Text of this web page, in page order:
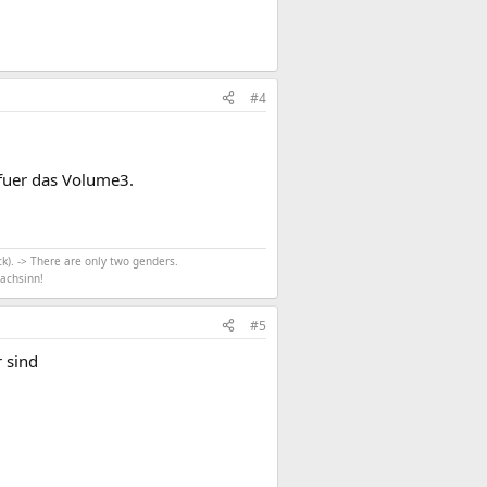
#4
das Volume3.
-> There are only two genders.
#5
sind